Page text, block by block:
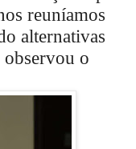
reuníamos
alternativas
observou o